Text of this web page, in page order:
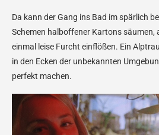
Da kann der Gang ins Bad im spärlich
Schemen halboffener Kartons säumen,
einmal leise Furcht einflößen. Ein
in den Ecken der unbekannten
perfekt machen.